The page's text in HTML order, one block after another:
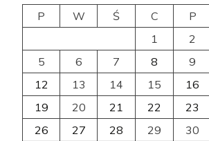
P
W Ś C P
1
2
5
6 7 8 9
12
13 14 15 16
19
20 21 22 23
26
27 28 29 30